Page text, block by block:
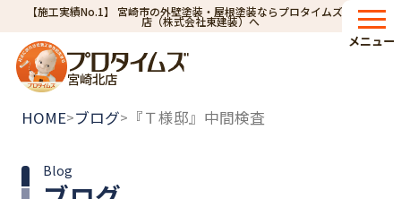
【施工実績No.1】 宮崎市の外壁塗装・屋根塗装ならプロタイムズ宮崎北
店（株式会社東建装）へ
宮崎北店
メニュー
HOME>ブログ> 『Ｔ様邸』中間検査
Blog